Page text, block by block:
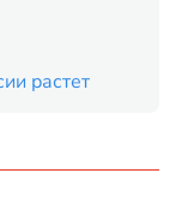
растет